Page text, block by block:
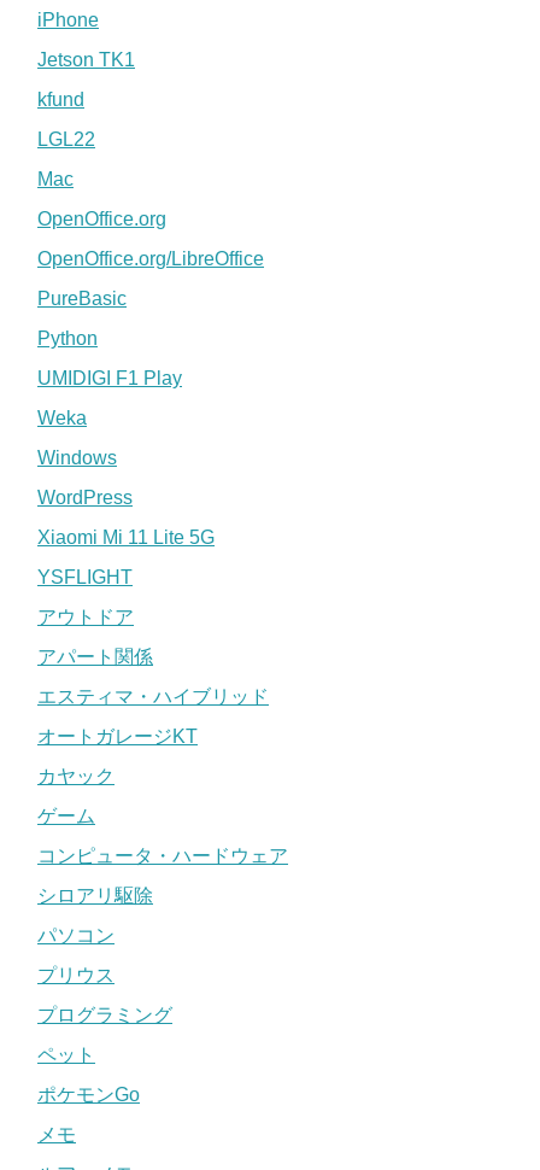
iPhone
Jetson TK1
kfund
LGL22
Mac
OpenOffice.org
OpenOffice.org/LibreOffice
PureBasic
Python
UMIDIGI F1 Play
Weka
Windows
WordPress
Xiaomi Mi 11 Lite 5G
YSFLIGHT
アウトドア
アパート関係
エスティマ・ハイブリッド
オートガレージKT
カヤック
ゲーム
コンピュータ・ハードウェア
シロアリ駆除
パソコン
プリウス
プログラミング
ペット
ポケモンGo
メモ